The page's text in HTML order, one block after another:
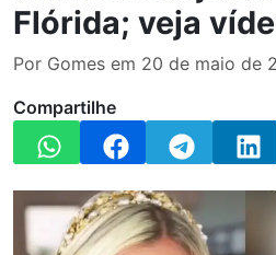
Flórida; veja
Por Gomes em 20 de maio de
Compartilhe